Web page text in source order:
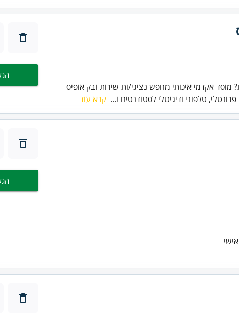
אקדמי איכותי מחפש נציגי/ות שירות ובק אופיס
טלפוני ודיגיטלי לסטודנטים ו... קרא עוד